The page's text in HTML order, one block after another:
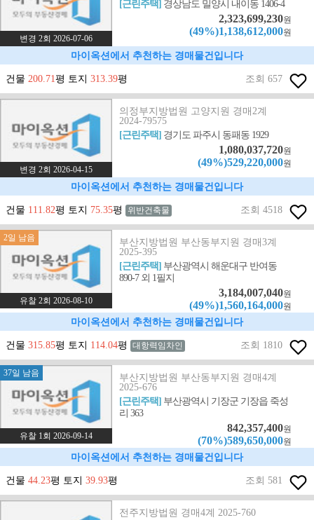
변경 2회 2026-07-06
[근린주택] 경상남도 밀양시 내이동 1406-4
2,323,699,230원
(49%)1,138,612,000원
마이옥션에서 추천하는 경매물건입니다
건물 200.71평 토지 313.39평 조회 657
변경 2회 2026-04-15
의정부지방법원 고양지원 경매2계
2024-79575
[근린주택] 경기도 파주시 동패동 1929
1,080,037,720원
(49%)529,220,000원
마이옥션에서 추천하는 경매물건입니다
건물 111.82평 토지 75.35평 위반건축물 조회 4518
2일 남음
유찰 2회 2026-08-10
부산지방법원 부산동부지원 경매3계
2025-395
[근린주택] 부산광역시 해운대구 반여동
890-7 외 1필지
3,184,007,040원
(49%)1,560,164,000원
마이옥션에서 추천하는 경매물건입니다
건물 315.85평 토지 114.04평 대항력임차인 조회 1810
37일 남음
유찰 1회 2026-09-14
부산지방법원 부산동부지원 경매4계
2025-676
[근린주택] 부산광역시 기장군 기장읍 죽성
리 363
842,357,400원
(70%)589,650,000원
마이옥션에서 추천하는 경매물건입니다
건물 44.23평 토지 39.93평 조회 581
전주지방법원 경매4계 2025-760